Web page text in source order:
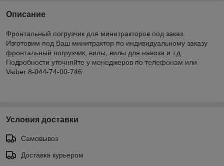
Описание
Фронтальный погрузчик для минитракторов под заказ.
Изготовим под Ваш минитрактор по индивидуальному заказу
фронтальный погрузчик, вилы, вилы для навоза и т.д.
Подробности уточняйте у менеджеров по телефонам или
Vaiber 8-044-74-00-746.
Условия доставки
Самовывоз
Доставка курьером